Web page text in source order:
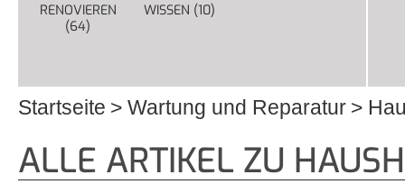
RENOVIEREN
(64)
WISSEN (10)
Startseite Wartung und Reparatur
ALLE ARTIKEL ZU